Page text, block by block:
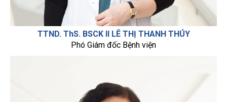
TTND. ThS. BSCK II LÊ THỊ THANH THÚY
Phó Giám đốc Bệnh viện